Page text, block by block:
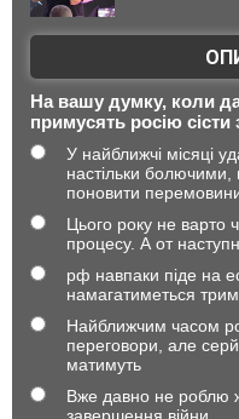
На вашу думку, коли
примусять росію сісти
У найближчі місяці
настільки
поновити
Цього року не варто
процесу. А от
рф навпаки піде на
намагатиметься
Найближчим часом
переговори, але
матимуть
Вже давно не роблю